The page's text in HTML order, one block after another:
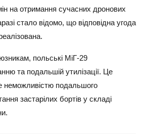
на отримання сучасних дронових
стало відомо, що відповідна угода
польські МіГ-29
та подальшій утилізації. Це
неможливістю подальшого
застарілих бортів у складі